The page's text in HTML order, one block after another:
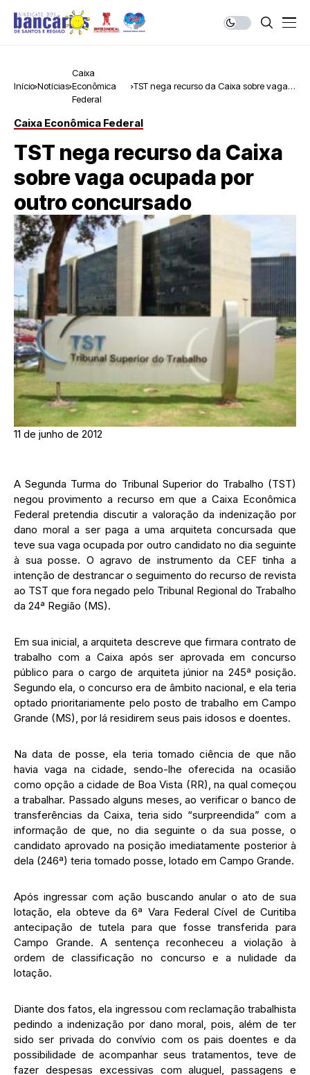
Início Notícias
Caixa
Econômica
Federal
TST nega recurso da Caixa sobre vaga
Caixa Econômica Federal
TST nega recurso da Caixa
sobre vaga ocupada por
outro concursado
11 de junho de 2012
A Segunda Turma do Tribunal Superior do Trabalho (TST)
negou provimento a recurso em que a Caixa Econômica
Federal pretendia discutir a valoração da indenização por
dano moral a ser paga a uma arquiteta concursada que
teve sua vaga ocupada por outro candidato no dia seguinte
à sua posse. O agravo de instrumento da CEF tinha a
intenção de destrancar o seguimento do recurso de revista
ao TST que fora negado pelo Tribunal Regional do Trabalho
da 24ª Região (MS).
Em sua inicial, a arquiteta descreve que firmara contrato de
trabalho com a Caixa após ser aprovada em concurso
público para o cargo de arquiteta júnior na 245ª posição.
Segundo ela, o concurso era de âmbito nacional, e ela teria
optado prioritariamente pelo posto de trabalho em Campo
Grande (MS), por lá residirem seus pais idosos e doentes.
Na data de posse, ela teria tomado ciência de que não
havia vaga na cidade, sendo-lhe oferecida na ocasião
como opção a cidade de Boa Vista (RR), na qual começou
a trabalhar. Passado alguns meses, ao verificar o banco de
transferências da Caixa, teria sido “surpreendida” com a
informação de que, no dia seguinte o da sua posse, o
candidato aprovado na posição imediatamente posterior à
dela (246ª) teria tomado posse, lotado em Campo Grande.
Após ingressar com ação buscando anular o ato de sua
lotação, ela obteve da 6ª Vara Federal Cível de Curitiba
antecipação de tutela para que fosse transferida para
Campo Grande. A sentença reconheceu a violação à
ordem de classificação no concurso e a nulidade da
lotação.
Diante dos fatos, ela ingressou com reclamação trabalhista
pedindo a indenização por dano moral, pois, além de ter
sido ser privada do convívio com os pais doentes e da
possibilidade de acompanhar seus tratamentos, teve de
fazer despesas excessivas com aluguel, passagens e